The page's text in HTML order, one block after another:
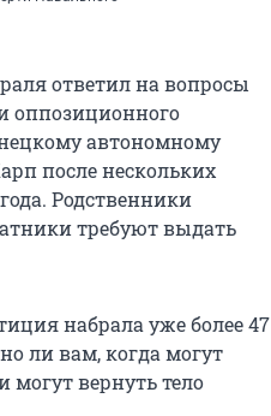
ответил на вопросы
оппозиционного
автономному
после нескольких
Родственники
требуют выдать
набрала уже более 47
ли вам, когда могут
могут вернуть тело